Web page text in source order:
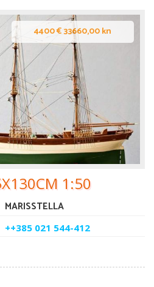
4400 € 33660,00 kn
1:50
MARISSTELLA
++385 021 544-412